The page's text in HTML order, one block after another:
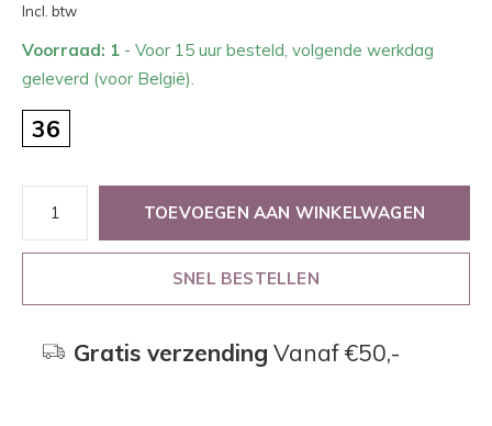
Incl. btw
Voorraad: 1 - Voor 15 uur besteld, volgende werkdag
geleverd (voor België).
36
TOEVOEGEN AAN WINKELWAGEN
SNEL BESTELLEN
Gratis verzending Vanaf €50,-